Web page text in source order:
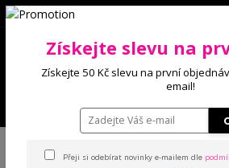
stahujícím pasem
Získejte slevu na
Získejte 50 Kč slevu na první
email!
Přeji si odebírat novinky e-mailem dle